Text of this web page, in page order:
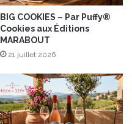
BIG COOKIES – Par Puffy®
Cookies aux Éditions
MARABOUT
21 juillet 2026